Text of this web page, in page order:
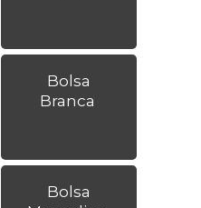
Bolsa
Branca
Bolsa